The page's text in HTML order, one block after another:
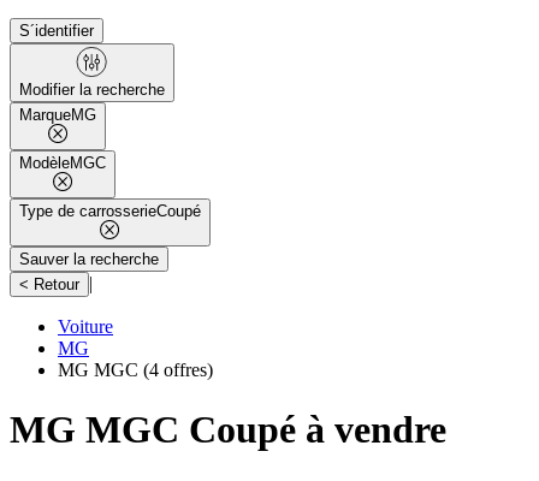
S´identifier
Modifier la recherche
MarqueMG
ModèleMGC
Type de carrosserieCoupé
Sauver la recherche
< Retour |
Voiture
MG
MG MGC (4 offres)
MG MGC Coupé à vendre